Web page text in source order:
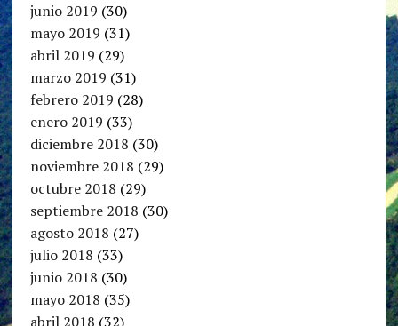
junio 2019 (30)
mayo 2019 (31)
abril 2019 (29)
marzo 2019 (31)
febrero 2019 (28)
enero 2019 (33)
diciembre 2018 (30)
noviembre 2018 (29)
octubre 2018 (29)
septiembre 2018 (30)
agosto 2018 (27)
julio 2018 (33)
junio 2018 (30)
mayo 2018 (35)
abril 2018 (32)